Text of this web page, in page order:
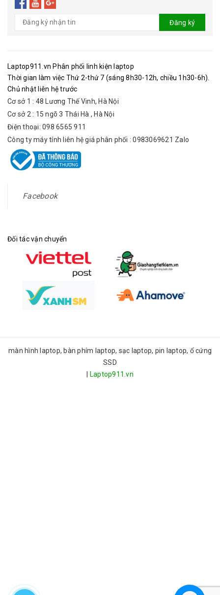
Đăng ký
Laptop911.vn Phân phối linh kiện laptop
Thời gian làm việc Thứ 2-thứ 7 (sáng 8h30-12h, chiều 1h30-6h).
Chủ nhật liên hệ trước
Cơ sở 1 : 48 Lương Thế Vinh, Hà Nội
Cơ sở 2 : 15 ngõ 3 Thái Hà , Hà Nội
Điện thoại: 098 6565 911
Công ty máy tính liên hệ giá phân phối : 0983069621 Zalo
Facebook
Đối tác vận chuyển
màn hình laptop, bàn phím laptop, sạc laptop, pin laptop, ổ cứng
SSD
Laptop911.vn